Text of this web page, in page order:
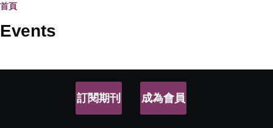
導
航
結
首頁
Events
訂閱期刊 成為會員